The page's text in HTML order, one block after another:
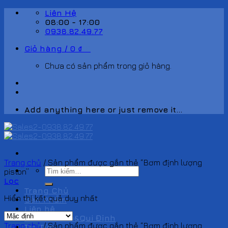
Skip
Liên Hệ
08:00 - 17:00
0938.82.49.77
Giỏ hàng / 0 ₫
Chưa có sản phẩm trong giỏ hàng.
Add anything here or just remove it...
Tìm
kiếm:
Trang Chủ
Sản Phẩm
Liên hệ
Chính Sách&Qui Định
Trang chủ / Sản phẩm được gắn thẻ “Bơm định lượng
piston”
Lọc
Hiển thị kết quả duy nhất
Trang chủ /Sản phẩm được gắn thẻ “Bơm định lượng